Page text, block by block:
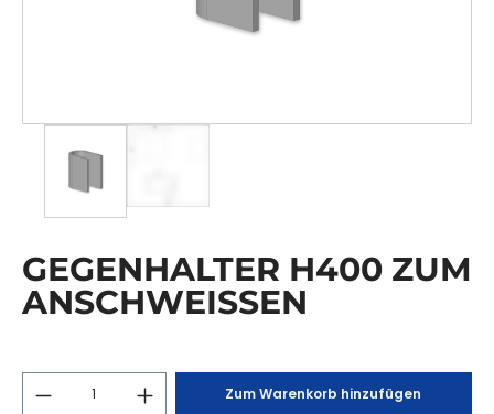
GEGENHALTER H400 ZUM
ANSCHWEISSEN
Zum Warenkorb hinzufügen